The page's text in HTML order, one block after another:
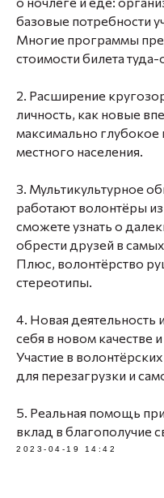
базовые потребности
Многие программы
стоимости билета
2. Расширение
личность, как новые
максимально
местного населения.
3. Мультикультурное
работают волонтёры
сможете узнать о
обрести друзей в
Плюс, волонтёрство
стереотипы.
4. Новая деятельность
себя в новом качестве
Участие в
для перезагрузки и
5. Реальная помощь
вклад в благополучие
2023-04-19 14:42